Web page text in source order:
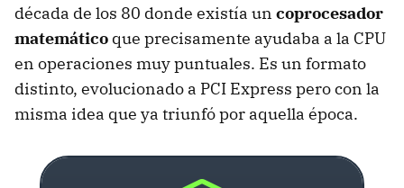
década de los 80 donde existía un coprocesador
matemático que precisamente ayudaba a la CPU
en operaciones muy puntuales. Es un formato
distinto, evolucionado a PCI Express pero con la
misma idea que ya triunfó por aquella época.